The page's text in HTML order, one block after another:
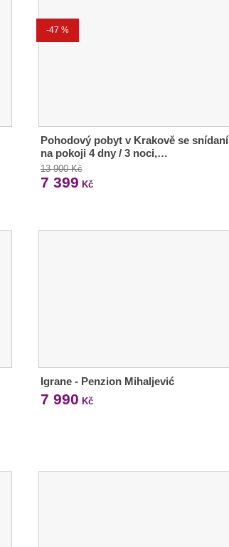
-47 %
Pohodový pobyt v Krakově se snídaní
na pokoji 4 dny / 3 noci,…
13 900 Kč
7 399 Kč
Igrane - Penzion Mihaljević
7 990 Kč